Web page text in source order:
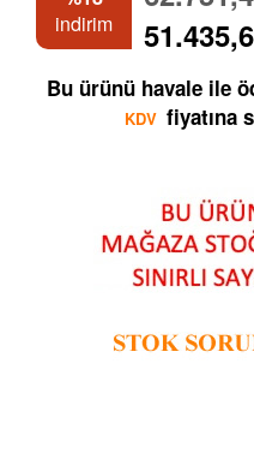
indirim
Bu ürünü havale ile
KDV fiyatına